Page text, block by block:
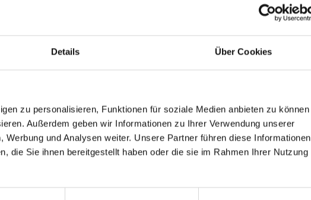
Details Über Cookies
zu personalisieren, Funktionen für soziale Medien anbieten zu können
Außerdem geben wir Informationen zu Ihrer Verwendung unserer
und Analysen weiter. Unsere Partner führen diese Informationen
die Sie ihnen bereitgestellt haben oder die sie im Rahmen Ihrer Nutzung